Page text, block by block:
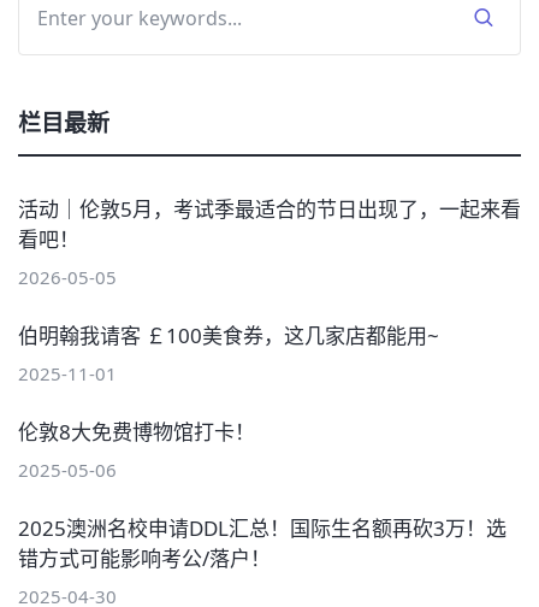
栏目最新
活动｜伦敦5月，考试季最适合的节日出现了，一起来看
看吧！
2026-05-05
伯明翰我请客 ￡100美食券，这几家店都能用~
2025-11-01
伦敦8大免费博物馆打卡！
2025-05-06
2025澳洲名校申请DDL汇总！国际生名额再砍3万！选
错方式可能影响考公/落户！
2025-04-30